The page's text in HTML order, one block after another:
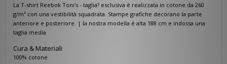
La T-shirt Reebok Toni's - taglia? esclusiva è realizzata in cotone da 260
g/m² con una vestibilità squadrata. Stampe grafiche decorano la parte
anteriore e posteriore. | la nostra modella è alta 188 cm e indossa una
taglia media
Cura & Materiali
100% cotone